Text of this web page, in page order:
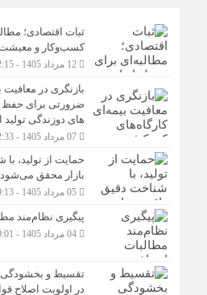
ثبات اقتصادی؛
کسب‌وکار و
12 مرداد 1405 - 12:15
بازنگری در
ضرورتی برای حفظ
های دوزندگی تولید
07 مرداد 1405 - 12:33
حمایت از تولید،
بازار محقق می‌شود
05 مرداد 1405 - 9:13
پیگیری نظام‌مند
04 مرداد 1405 - 9:01
تقسیط و بخشودگی
در اولویت اصلاح